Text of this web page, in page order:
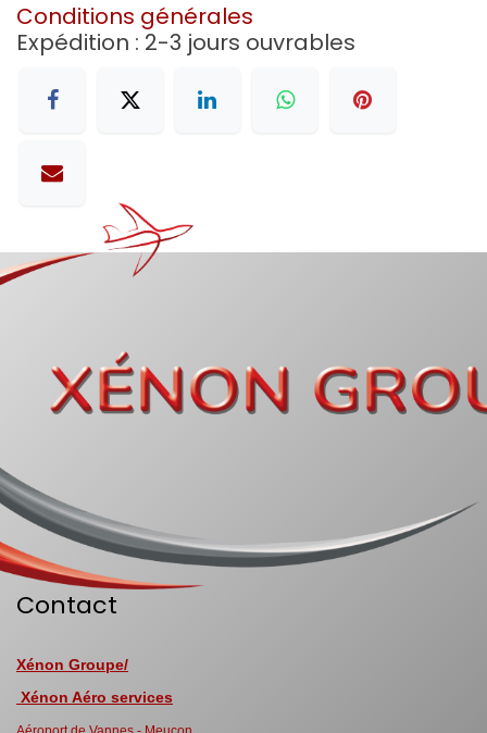
Conditions générales
Expédition : 2-3 jours ouvrables
Contact
Xénon Groupe/
Xénon Aéro services